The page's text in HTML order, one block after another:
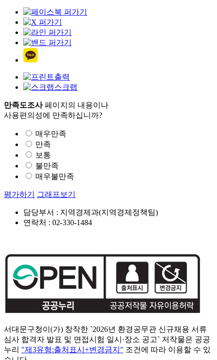
출력
스크랩
만족도조사페이지의 내용이나
사용편의성에 만족하십니까?
매우만족
만족
보통
불만족
매우불만족
평가하기 그래프보기
담당부서 : 지역경제과(지역경제정책팀)
연락처 : 02-330-1484
서대문구청이(가) 창작한 `2026년 환경공무관 신규채용 서류
심사 합격자 발표 및 면접시험 일시·장소 공고` 저작물은 공공
누리 "제3유형:출처표시+변경금지" 조건에 따라 이용할 수 있